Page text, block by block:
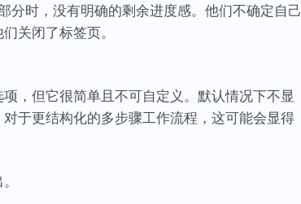
时，没有明确的剩余进度感。他们不确定自己
关闭了标签页。
，但它很简单且不可自定义。默认情况下不显
于更结构化的多步骤工作流程，这可能会显得